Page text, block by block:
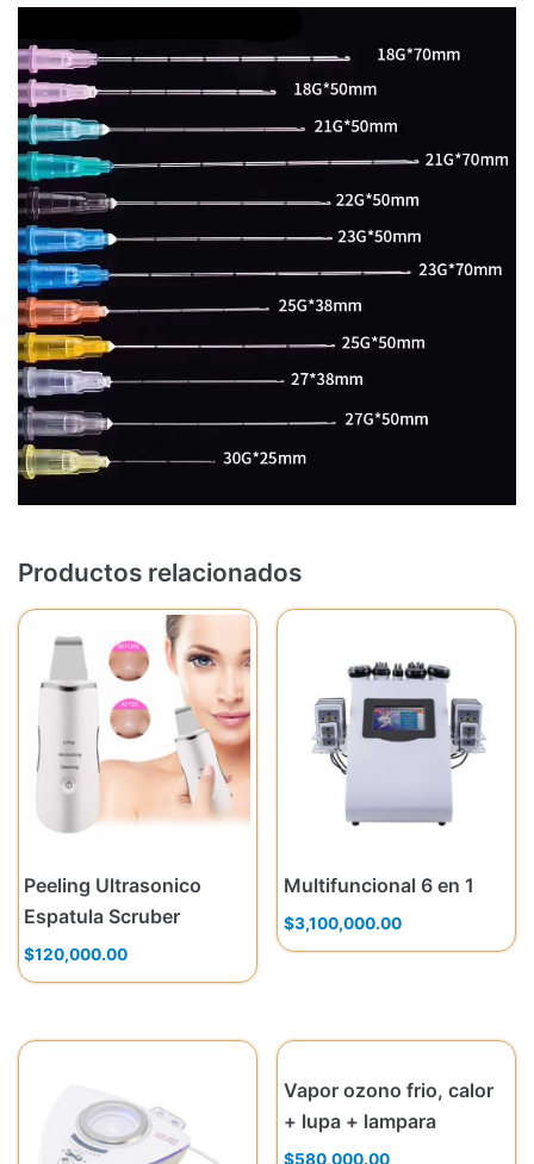
Productos relacionados
Peeling Ultrasonico
Espatula Scruber
$120,000.00
Multifuncional 6 en 1
$3,100,000.00
Vapor ozono frio, calor
+ lupa + lampara
$580,000.00